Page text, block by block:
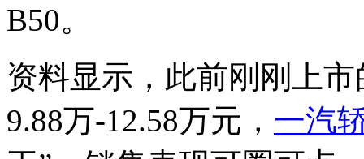
B50。
资料显示，此前刚刚上
9.88万-12.58万元， 一汽